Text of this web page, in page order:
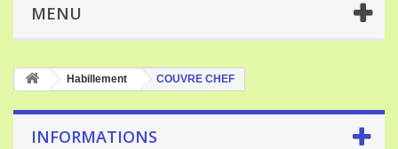
MENU
Habillement COUVRE CHEF
INFORMATIONS